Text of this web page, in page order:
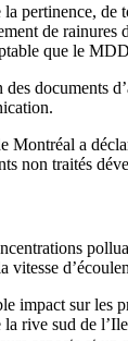
pertinence,
de
que le
documents
a
non traités
sur les
rive sud de